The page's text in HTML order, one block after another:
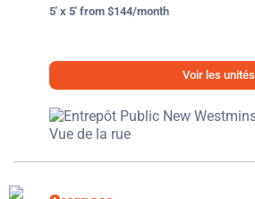
5' x 5' from $144/month
Voir les unités